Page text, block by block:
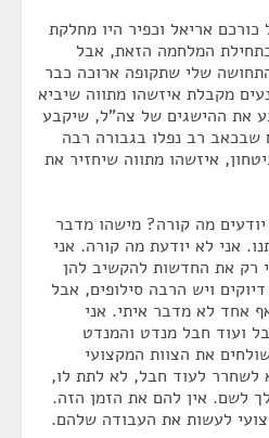
אריאל וכפיר היו מחלקת
המלחמה הזאת, אבל
שלי שתקופה ארוכה כבר
מקבלת איזשהו מתווה שיביא
את ההישגים של צה"ל, שיקבע
שבכאב רב נפלו בגבורה רבה
איזשהו מתווה שיחזיר את
מה קורה? מישהו מדבר
אני לא יודעת מה קורה. אני
רק את החדשות להקשיב להן
ויש הרבה סילופים, אבל
אחד לא מדבר איתי. אני
ועוד חבל מנדט והמנדט
את הצוות המקצועי
לשחרר לעוד חבל, לא לתת לו,
לשם. אין להם את הזמן הזה.
לעשות את העבודה שלהם.